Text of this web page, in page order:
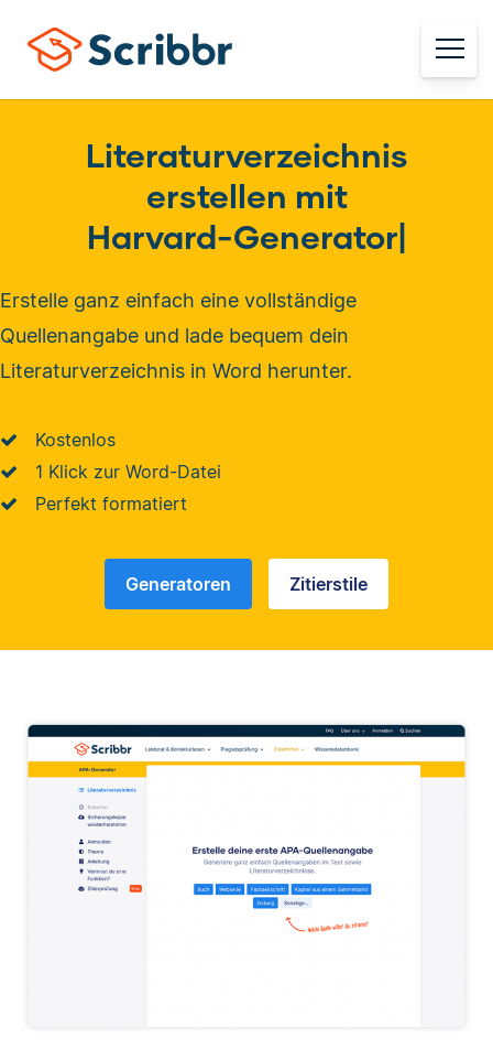
Literaturverzeichnis
erstellen mit
Harvard-Generator|
Erstelle ganz einfach eine vollständige
Quellenangabe und lade bequem dein
Literaturverzeichnis in Word herunter.
Kostenlos
1 Klick zur Word-Datei
Perfekt formatiert
Generatoren Zitierstile